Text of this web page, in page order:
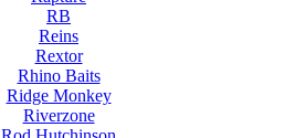
RB
Reins
Rextor
Rhino Baits
Ridge Monkey
Riverzone